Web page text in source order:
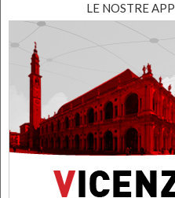
LE NOSTRE APP